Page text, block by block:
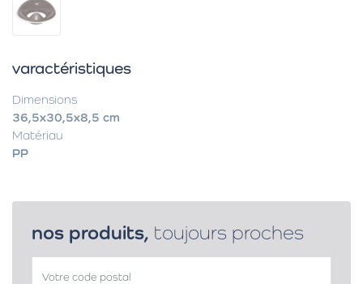
varactéristiques
Dimensions
36,5x30,5x8,5 cm
Matériau
PP
nos produits, toujours proches